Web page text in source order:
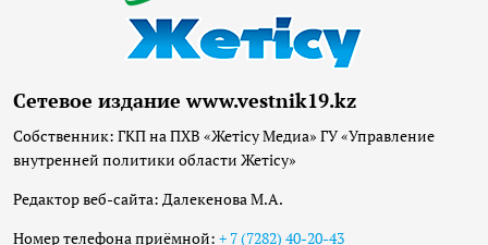
Сетевое издание www.vestnik19.kz
Собственник: ГКП на ПХВ «Жетісу Медиа» ГУ «Управление
внутренней политики области Жетісу»
Редактор веб-сайта: Далекенова М.А.
Номер телефона приёмной: + 7 (7282) 40-20-43